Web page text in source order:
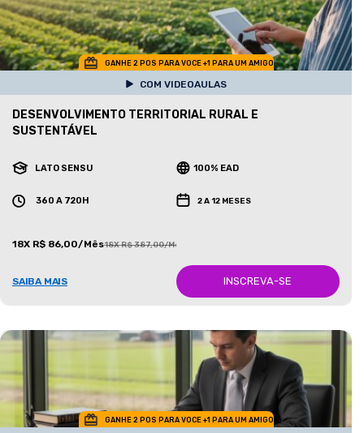
GANHE 2 POS PARA VOCE +1 PARA UM AMIGO
COM VIDEOAULAS
DESENVOLVIMENTO TERRITORIAL RURAL E
SUSTENTÁVEL
LATO SENSU 100% EAD
360 A 720H 2 A 12 MESES
18X R$ 86,00/Mês18X R$ 387,00/Mês
SAIBA MAIS INSCREVA-SE
GANHE 2 POS PARA VOCE +1 PARA UM AMIGO